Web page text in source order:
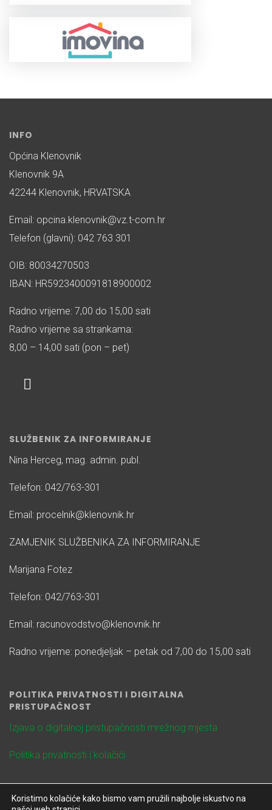
INFO
Općina Klenovnik
Klenovnik 9A
42244 Klenovnik, HRVATSKA
Email: opcina.klenovnik@vz.t-com.hr
Telefon (glavni): 042 763 301
OIB: 80034270503
IBAN: HR5923400091818900002
Radno vrijeme: 7,00 do 15,00 sati
Radno vrijeme sa strankama:
8,00 – 14,00 sati (pon – pet)
SLUŽBENIK ZA INFORMIRANJE
Nina Herceg, mag. admin. publ.
Telefon: 042/763-301
Email: procelnik@klenovnik.hr
ZAMJENIK SLUŽBENIKA ZA INFORMIRANJE
Marijana Fotez
Telefon: 042/763-301
Email: racunovodstvo@klenovnik.hr
Radno vrijeme: ponedjeljak – petak od 7,00 do 15,00 sati
POLITIKA PRIVATNOSTI I DIGITALNA
PRISTUPAČNOST
Izjava o digitalnoj pristupačnosti mrežnog mjesta
Politika privatnosti i kolačići
Koristimo kolačiće kako bismo vam pružili najbolje iskustvo na